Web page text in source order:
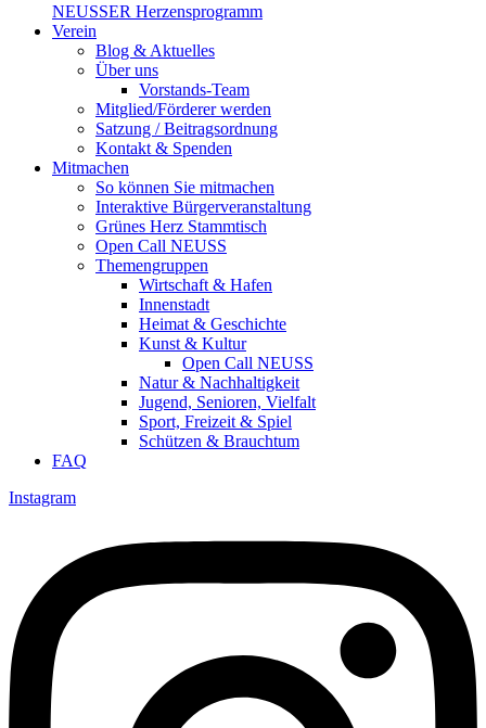
NEUSSER Herzensprogramm​
Verein
Blog & Aktuelles
Über uns
Vorstands-Team
Mitglied/Förderer werden
Satzung / Beitragsordnung
Kontakt & Spenden
Mitmachen
So können Sie mitmachen
Interaktive Bürgerveranstaltung
Grünes Herz Stammtisch
Open Call NEUSS
Themengruppen
Wirtschaft & Hafen
Innenstadt
Heimat & Geschichte
Kunst & Kultur
Open Call NEUSS
Natur & Nachhaltigkeit
Jugend, Senioren, Vielfalt
Sport, Freizeit & Spiel
Schützen & Brauchtum
FAQ
Instagram